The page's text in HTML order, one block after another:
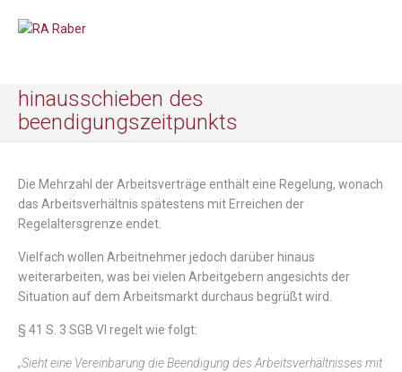
hinausschieben des
beendigungszeitpunkts
Die Mehrzahl der Arbeitsverträge enthält eine Regelung, wonach
das Arbeitsverhältnis spätestens mit Erreichen der
Regelaltersgrenze endet.
Vielfach wollen Arbeitnehmer jedoch darüber hinaus
weiterarbeiten, was bei vielen Arbeitgebern angesichts der
Situation auf dem Arbeitsmarkt durchaus begrüßt wird.
§ 41 S. 3 SGB VI regelt wie folgt:
„Sieht eine Vereinbarung die Beendigung des Arbeitsverhältnisses mit